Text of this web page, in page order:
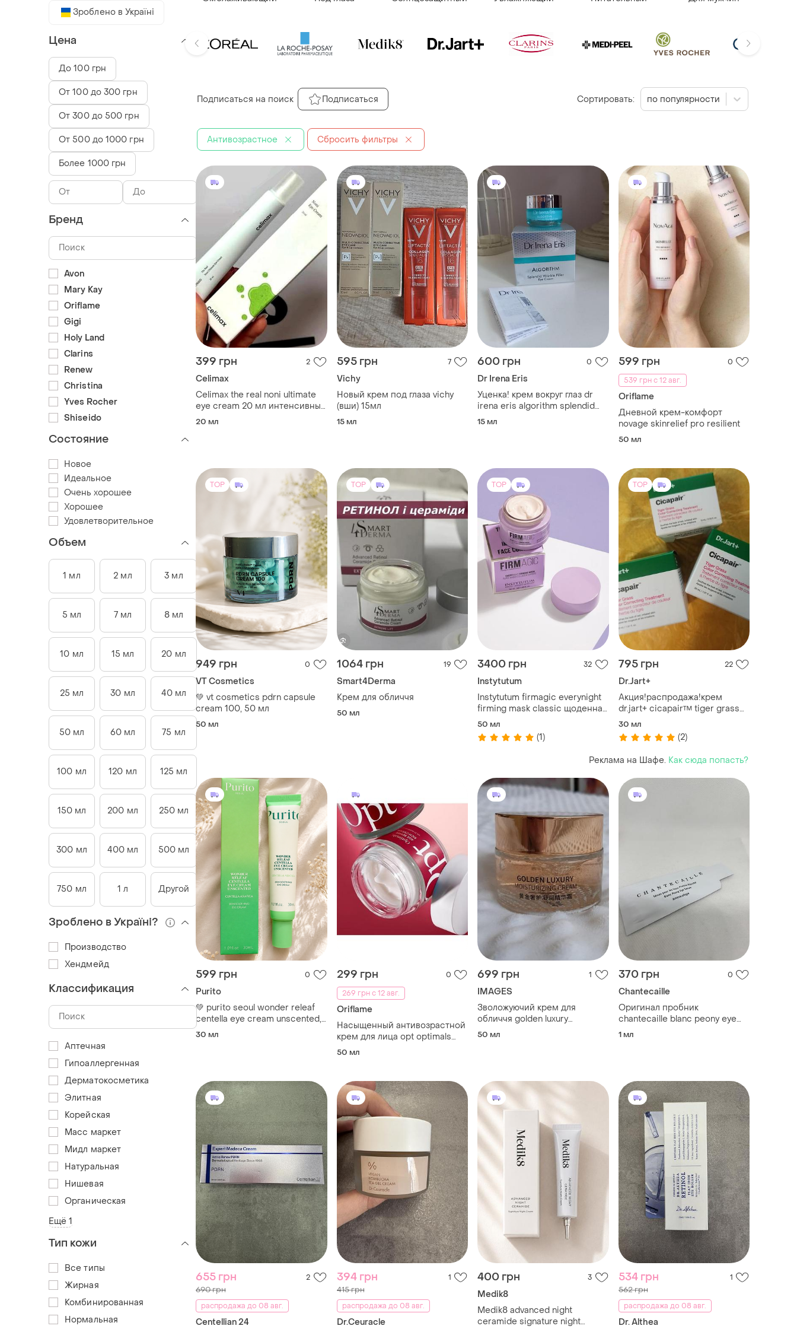
399 грн 2
Celimax
Celimax the real noni ultimate
eye cream 20 мл интенсивный
крем под глаза
20 мл
595 грн 7
Vichy
Новый крем под глаза vichy
(вши) 15мл
15 мл
600 грн 0
Dr Irena Eris
Уценка! крем вокруг глаз dr
irena eris algorithm splendid
wrinkle filler eye cream, 15 мл
15 мл
599 грн
0
539 грн с 12 авг.
Oriflame
Дневной крем-комфорт
novage skinrelief pro resilient
50 мл
TOP
949 грн 0
VT Cosmetics
💚 vt cosmetics pdrn capsule
cream 100, 50 мл
50 мл
TOP
1064 грн 19
Smart4Derma
Крем для обличчя
50 мл
TOP
3400 грн 32
Instytutum
Instytutum firmagic everynight
firming mask classic щоденна
нічна ліфтинг-маска
50 мл
(1)
TOP
795 грн 22
Dr.Jart+
Акция!распродажа!крем
dr.jart+ cicapair™ tiger grass
color correcting cream, 30 ml
30 мл
(2)
Реклама на Шафе. Как сюда попасть?
599 грн 0
Purito
💚 purito seoul wonder releaf
centella eye cream unscented,
30 мл
30 мл
299 грн
0
269 грн с 12 авг.
Oriflame
Насыщенный антивозрастной
крем для лица opt optimals
age revive
50 мл
699 грн 1
IMAGES
Зволожуючий крем для
обличчя golden luxury
moisturizing cream з золотом
50 мл
370 грн 0
Chantecaille
Оригинал пробник
chantecaille blanc peony eye
serum сыворотка для ухода за
1 мл
655 грн 2
690 грн
распродажа до 08 авг.
Centellian 24
394 грн 1
415 грн
распродажа до 08 авг.
Dr.Ceuracle
400 грн 3
Medik8
Medik8 advanced night
ceramide signature night
534 грн 1
562 грн
распродажа до 08 авг.
Dr. Althea
Антивозрастное Сбросить фильтры
Подписаться на поиск Подписаться Сортировать: по популярности
Зроблено в Україні
Цена
До 100 грн
От 100 до 300 грн
От 300 до 500 грн
От 500 до 1000 грн
Более 1000 грн
Бренд
Avon
Mary Kay
Oriflame
Gigi
Holy Land
Clarins
Renew
Christina
Yves Rocher
Shiseido
Состояние
Новое
Идеальное
Очень хорошее
Хорошее
Удовлетворительное
Объем
1 мл 2 мл 3 мл
5 мл 7 мл 8 мл
10 мл 15 мл 20 мл
25 мл 30 мл 40 мл
50 мл 60 мл 75 мл
100 мл 120 мл 125 мл
150 мл 200 мл 250 мл
300 мл 400 мл 500 мл
750 мл 1 л Другой
Зроблено в Україні?
Производство
Хендмейд
Классификация
Аптечная
Гипоаллергенная
Дерматокосметика
Элитная
Корейская
Масс маркет
Мидл маркет
Натуральная
Нишевая
Органическая
Ещё 1
Тип кожи
Все типы
Жирная
Комбинированная
Нормальная